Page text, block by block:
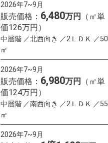
2026年7~9月
販売価格： 6,480万円
（㎡単
価126万円）
中層階 ／北西向き ／2ＬＤＫ ／50
㎡
2026年7~9月
販売価格： 6,980万円
（㎡単
価124万円）
中層階 ／南西向き ／2ＬＤＫ ／55
㎡
2026年7~9月